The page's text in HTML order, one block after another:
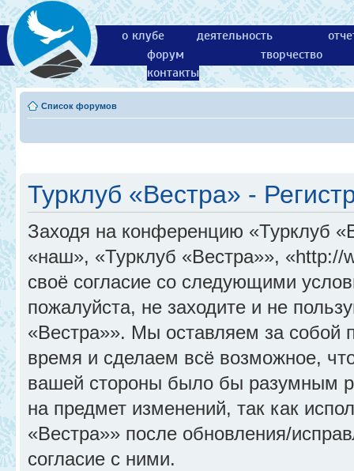
о клубе деятельность
форум
творчество
контакты
Список форумов
Турклуб «Вестра» -
Заходя на конференцию «Турклуб
«наш», «Турклуб «Вестра»»,
своё согласие со следующими
пожалуйста, не заходите и не
«Вестра»». Мы оставляем за собой
время и сделаем всё возможное,
вашей стороны было бы разумным
на предмет изменений, так как
«Вестра»» после обновления/
согласие с ними.